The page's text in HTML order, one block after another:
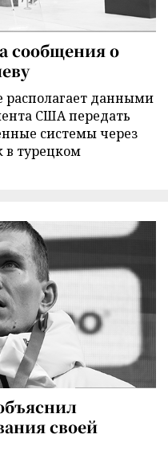
сообщения о
располагает данными
США передать
системы через
в турецком
своей